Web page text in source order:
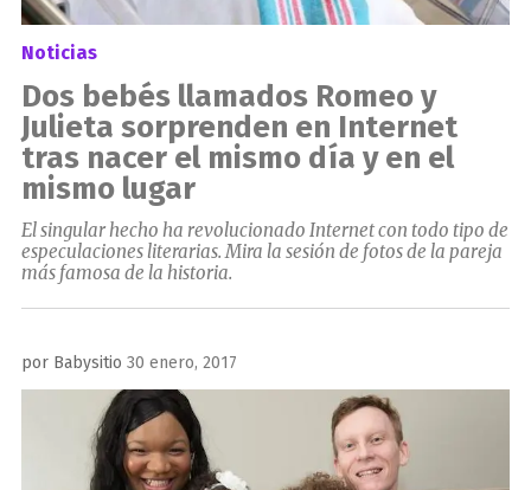
Noticias
Dos bebés llamados Romeo y
Julieta sorprenden en Internet
tras nacer el mismo día y en el
mismo lugar
El singular hecho ha revolucionado Internet con todo tipo de
especulaciones literarias. Mira la sesión de fotos de la pareja
más famosa de la historia.
por Babysitio Publicado
el
30 enero, 2017